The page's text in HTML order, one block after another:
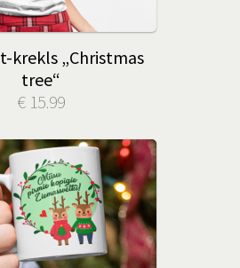
krekls „Christmas
tree“
€ 15.99